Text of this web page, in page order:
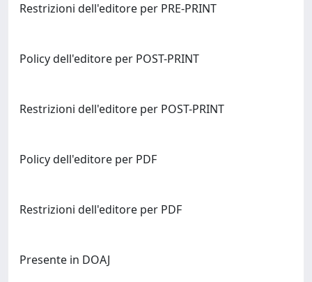
Restrizioni dell'editore per PRE-PRINT
Policy dell'editore per POST-PRINT
Restrizioni dell'editore per POST-PRINT
Policy dell'editore per PDF
Restrizioni dell'editore per PDF
Presente in DOAJ